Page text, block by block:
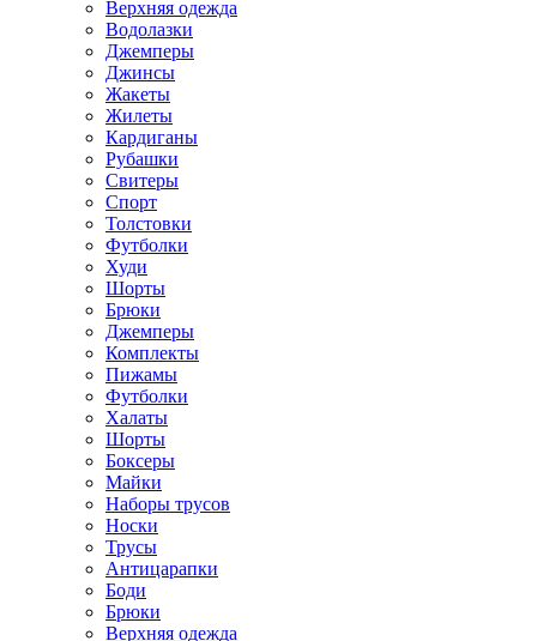
Верхняя одежда
Водолазки
Джемперы
Джинсы
Жакеты
Жилеты
Кардиганы
Рубашки
Свитеры
Спорт
Толстовки
Футболки
Худи
Шорты
Брюки
Джемперы
Комплекты
Пижамы
Футболки
Халаты
Шорты
Боксеры
Майки
Наборы трусов
Носки
Трусы
Антицарапки
Боди
Брюки
Верхняя одежда